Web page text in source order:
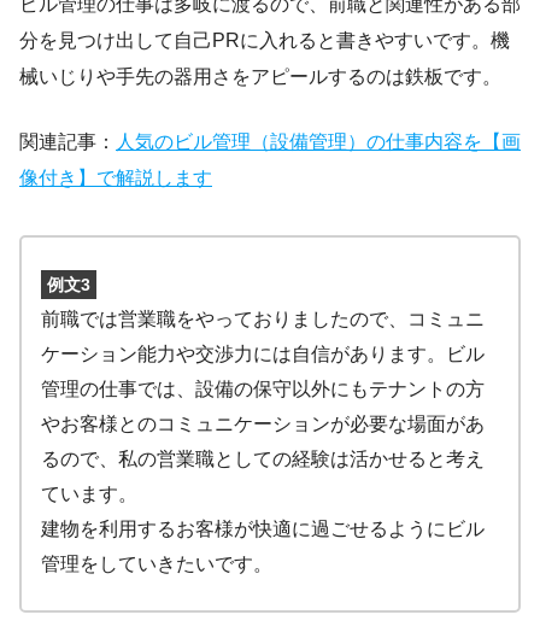
ビル管理の仕事は多岐に渡るので、前職と関連性がある部
分を見つけ出して自己PRに入れると書きやすいです。機
械いじりや手先の器用さをアピールするのは鉄板です。
関連記事： 人気のビル管理（設備管理）の仕事内容を【画
像付き】で解説します
例文3
前職では営業職をやっておりましたので、コミュニ
ケーション能力や交渉力には自信があります。ビル
管理の仕事では、設備の保守以外にもテナントの方
やお客様とのコミュニケーションが必要な場面があ
るので、私の営業職としての経験は活かせると考え
ています。
建物を利用するお客様が快適に過ごせるようにビル
管理をしていきたいです。